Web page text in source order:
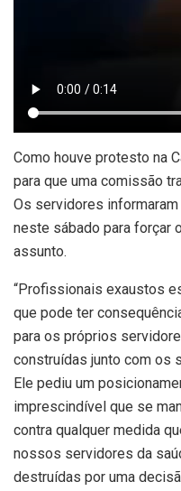
Como houve protesto na
para que uma comissão
Os servidores
neste sábado para forçar
assunto.
“Profissionais exaustos
que pode ter
para os próprios
construídas junto com os
Ele pediu um
imprescindível que se
contra qualquer medida
nossos servidores da
destruídas por uma